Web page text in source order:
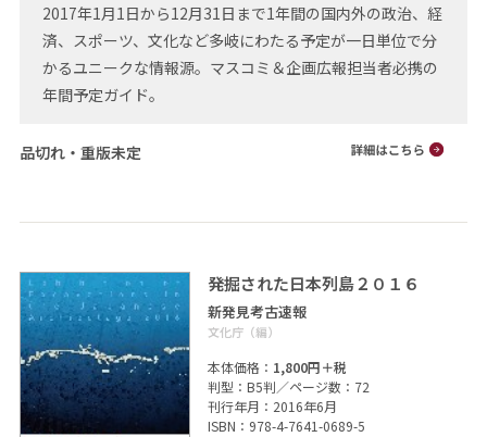
2017年1月1日から12月31日まで1年間の国内外の政治、経
済、スポーツ、文化など多岐にわたる予定が一日単位で分
かるユニークな情報源。マスコミ＆企画広報担当者必携の
年間予定ガイド。
品切れ・重版未定
発掘された日本列島２０１６
新発見考古速報
文化庁（編）
本体価格： 1,800円＋税
判型：B5判／ページ数：72
刊行年月：2016年6月
ISBN：978-4-7641-0689-5